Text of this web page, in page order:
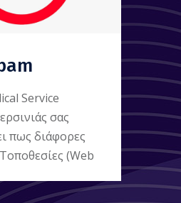
Service
σας
πως διάφορες
(Web